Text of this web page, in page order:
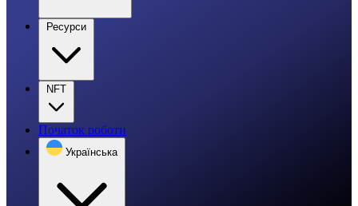
Ресурси
NFT
Початок роботи
Українська